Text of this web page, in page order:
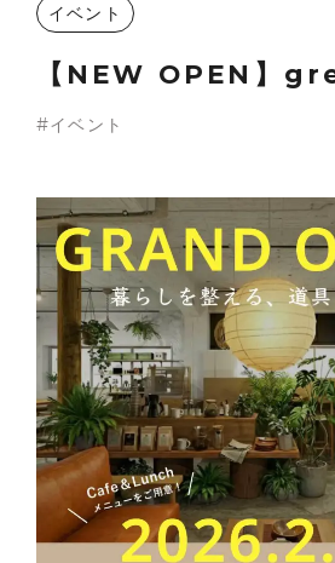
イベント
【NEW OPEN】
イベント